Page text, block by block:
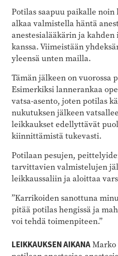
Potilas saapuu paikalle
alkaa valmistella häntä
anestesialääkärin ja
kanssa. Viimeistään
yleensä unten mailla.
Tämän jälkeen on vuorossa
Esimerkiksi lannerankaa
vatsa-asento, joten potilas
nukutuksen jälkeen
leikkaukset edellyttävät
kiinnittämistä tukevasti.
Potilaan pesujen,
tarvittavien valmistelujen
leikkaussaliin ja aloittaa
”Karrikoiden sanottuna
pitää potilas hengissä ja
voi tehdä toimenpiteen.”
LEIKKAUKSEN AIKANA